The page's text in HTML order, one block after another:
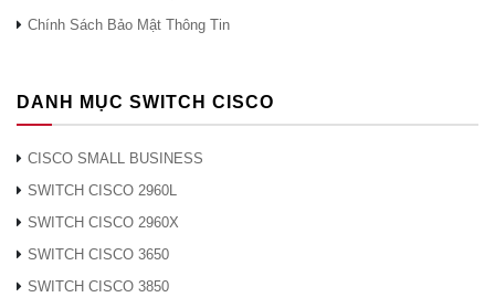
Chính Sách Bảo Mật Thông Tin
DANH MỤC SWITCH CISCO
CISCO SMALL BUSINESS
SWITCH CISCO 2960L
SWITCH CISCO 2960X
SWITCH CISCO 3650
SWITCH CISCO 3850